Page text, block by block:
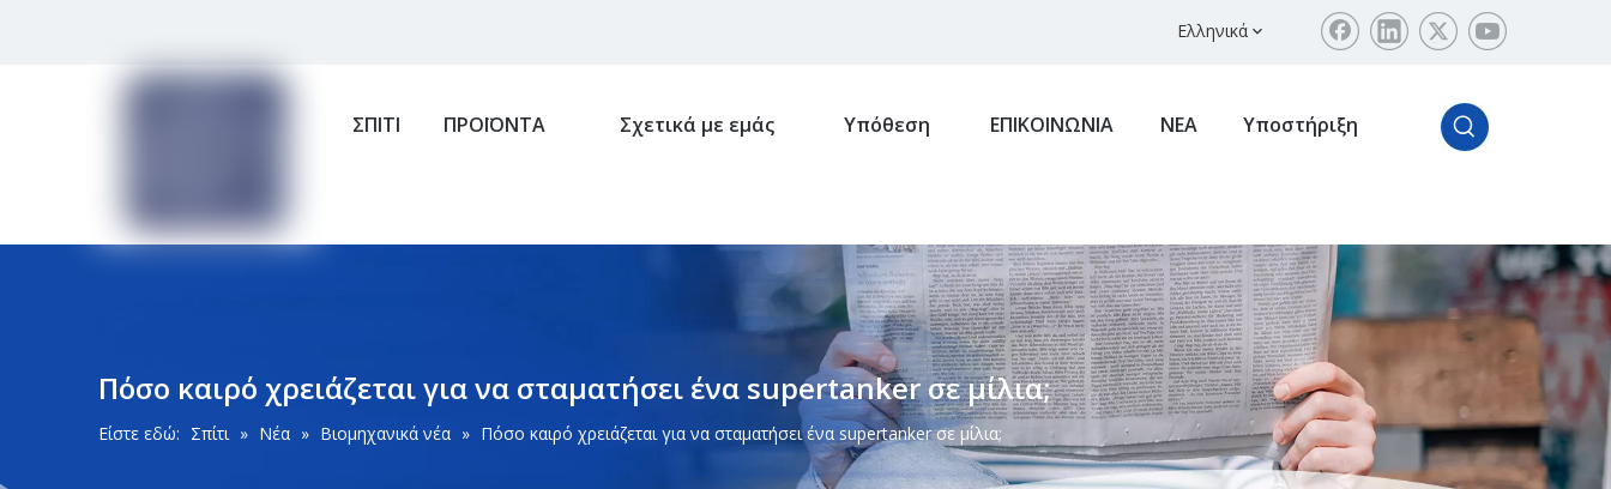
Ελληνικά
ΣΠΙΤΙ ΠΡΟΪΟΝΤΑ Σχετικά με εμάς Υπόθεση ΕΠΙΚΟΙΝΩΝΙΑ ΝΕΑ Υποστήριξη
Πόσο καιρό χρειάζεται για να σταματήσει ένα supertanker σε μίλια;
Είστε εδώ: Σπίτι » Νέα » Βιομηχανικά νέα » Πόσο καιρό χρειάζεται για να σταματήσει ένα supertanker σε μίλια;